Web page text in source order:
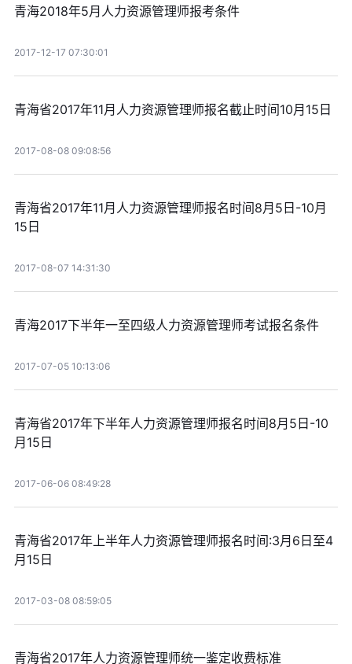
青海2018年5月人力资源管理师报考条件
2017-12-17 07:30:01
青海省2017年11月人力资源管理师报名截止时间10月15日
2017-08-08 09:08:56
青海省2017年11月人力资源管理师报名时间8月5日-10月
15日
2017-08-07 14:31:30
青海2017下半年一至四级人力资源管理师考试报名条件
2017-07-05 10:13:06
青海省2017年下半年人力资源管理师报名时间8月5日-10
月15日
2017-06-06 08:49:28
青海省2017年上半年人力资源管理师报名时间:3月6日至4
月15日
2017-03-08 08:59:05
青海省2017年人力资源管理师统一鉴定收费标准